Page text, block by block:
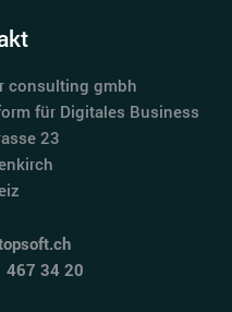
consulting gmbh
für Digitales Business
23
467 34 20